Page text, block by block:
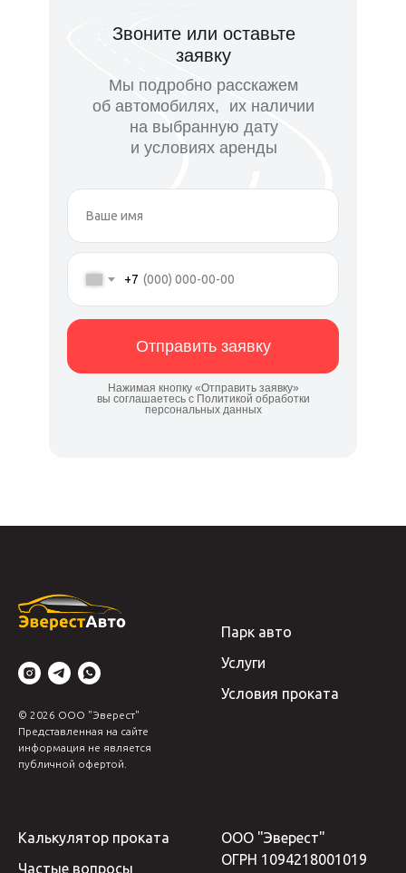
Звоните или оставьте
заявку
Мы подробно расскажем
об автомобилях, их наличии
на выбранную дату
и условиях аренды
Отправить заявку
+7
Нажимая кнопку «Отправить заявку»
вы соглашаетесь с Политикой обработки
персональных данных
© 2026 ООО "Эверест"
Представленная на сайте
информация не является
публичной офертой.
Парк авто
Услуги
Условия проката
Калькулятор проката
Частые вопросы
ООО "Эверест"
ОГРН 1094218001019